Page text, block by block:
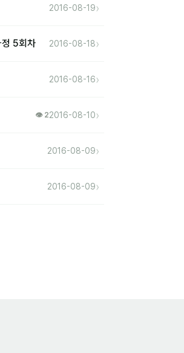
2016-08-19›
정 5회차 2016-08-18›
2016-08-16›
👁 22016-08-10›
2016-08-09›
2016-08-09›